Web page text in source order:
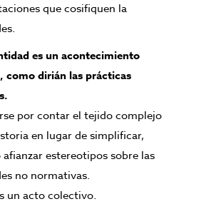
que cosifiquen la
es un acontecimiento
como dirián las prácticas
por contar el tejido complejo
en lugar de simplificar,
afianzar estereotipos sobre las
no normativas.
un acto colectivo.